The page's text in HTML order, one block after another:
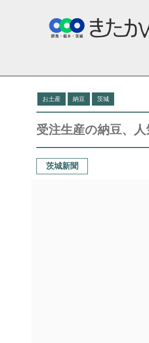
お土産 納豆 茨城
受注生産の納豆、
茨城新聞